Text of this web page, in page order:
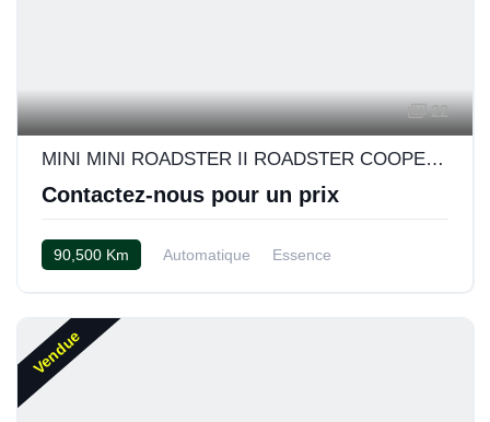
22
MINI MINI ROADSTER II ROADSTER COOPER S BVA
Contactez-nous pour un prix
90,500 Km Automatique
Essence
Vendue